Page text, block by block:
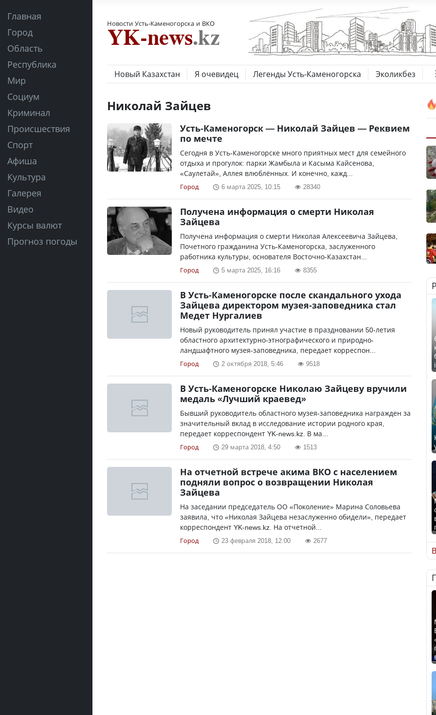
Главная
Город
Область
Республика
Мир
Социум
Криминал
Происшествия
Спорт
Афиша
Культура
Галерея
Видео
Курсы валют
Прогноз погоды
Новости Усть-Каменогорска и ВКО
Новый Казахстан Я очевидец Легенды Усть-Каменогорска Эколикбез
Николай Зайцев
Усть-Каменогорск — Николай Зайцев — Реквием
по мечте
Сегодня в Усть-Каменогорске много приятных мест для семейного
отдыха и прогулок: парки Жамбыла и Касыма Кайсенова,
«Саулетай», Аллея влюблённых. И конечно, кажд...
Город 6 марта 2025, 10:15 28340
Получена информация о смерти Николая
Зайцева
Получена информация о смерти Николая Алексеевича Зайцева,
Почетного гражданина Усть-Каменогорска, заслуженного
работника культуры, основателя Восточно-Казахстан...
Город 5 марта 2025, 16:16 8355
В Усть-Каменогорске после скандального ухода
Зайцева директором музея-заповедника стал
Медет Нургалиев
Новый руководитель принял участие в праздновании 50-летия
областного архитектурно-этнографического и природно-
ландшафтного музея-заповедника, передает корреспон...
Город 2 октября 2018, 5:46 9518
В Усть-Каменогорске Николаю Зайцеву вручили
медаль «Лучший краевед»
Бывший руководитель областного музея-заповедника награжден за
значительный вклад в исследование истории родного края,
передает корреспондент YK-news.kz. В ма...
Город 29 марта 2018, 4:50 1513
На отчетной встрече акима ВКО с населением
подняли вопрос о возвращении Николая
Зайцева
На заседании председатель ОО «Поколение» Марина Соловьева
заявила, что «Николая Зайцева незаслуженно обидели», передает
корреспондент YK-news.kz. На отчетной...
Город 23 февраля 2018, 12:00 2677